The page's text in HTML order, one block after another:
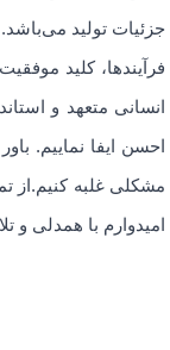
جزئیات تولید
فرآیندها، کلید
انسانی متعهد و
احسن ایفا نماییم.
مشکلی غلبه کنیم.از
امیدوارم با همدلی و